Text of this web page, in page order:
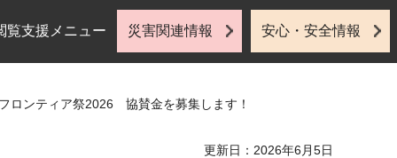
覧支援メニュー 災害関連情報 安心・安全情報
ロンティア祭2026 協賛金を募集します！
更新日：2026年6月5日